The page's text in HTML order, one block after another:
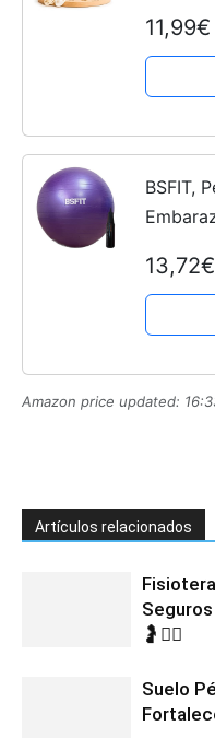
Agenda
11,99€
BSFIT,
Yoga y
13,72€
Amazon price updated:
Artículos relacionados
🤰💆‍♀️
Suelo